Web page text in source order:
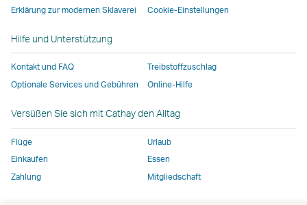
Anbietern
und
entspricht
möglicherweise
nicht
denselben
Zugangsrichtlinien
wie
bei
wird,
möglicherweise
nicht
denselben
Zugangsrichtlinien
wie
bei
Cathay
Pacific
wird,
möglicherweise
nicht
Pacific
und
nicht
Erklärung zur modernen Sklaverei Cookie-Einstellungen
Hilfe und Unterstützung
Kontakt und FAQ
Treibstoffzuschlag
Optionale Services und Gebühren
Online-Hilfe
Versüßen Sie sich mit Cathay den Alltag
Flüge
Urlaub
Einkaufen
Essen
Zahlung
Mitgliedschaft